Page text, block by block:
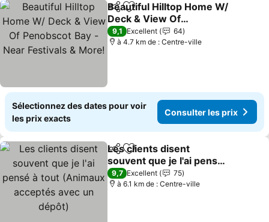
PartagerAjouter à mes favoris
Beautiful Hilltop Home W/
Deck & View Of
Penobscot Bay - Near
Festivals & More!
Consulter les prix
9,1 Excellent
64
à 4.7 km de : Centre-ville
Sélectionnez des dates pour voir
les prix exacts
Consulter les prix
PartagerAjouter à mes favoris
Les clients disent
souvent que je l'ai pensé
à tout (Animaux acceptés
avec un dépôt)
Consulter les prix
9,7 Excellent
75
à 6.1 km de : Centre-ville